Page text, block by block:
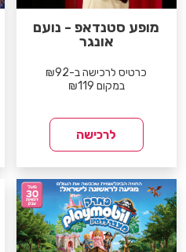
מופע סטנדאפ - נועם
אונגר
כרטיס לרכישה ב-₪92
במקום ₪119
לרכישה